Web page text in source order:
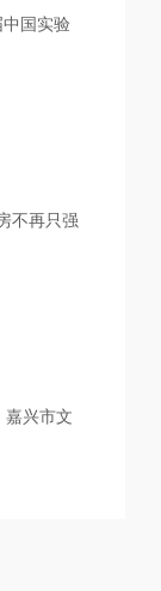
中国实验
不再只强
嘉兴市文